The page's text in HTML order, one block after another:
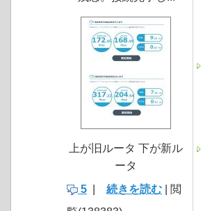
上が旧ルータ 下が新ル
ータ
5
続きを読む | 閲